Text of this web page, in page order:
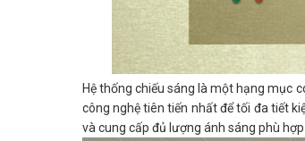
Hệ thống chiếu sáng là một hạng mục
công nghệ tiên tiến nhất để tối đa tiết
và cung cấp đủ lượng ánh sáng phù